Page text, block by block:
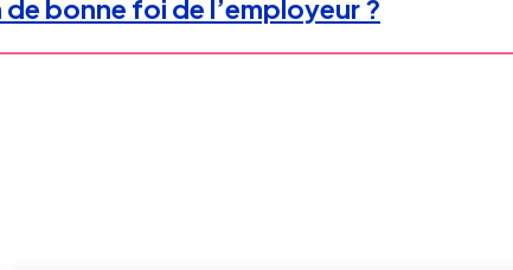
bonne foi de l’employeur ?